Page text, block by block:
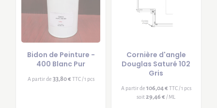
Bidon de Peinture -
400 Blanc Pur
A partir de 33,80 € TTC / 1 pcs
Cornière d'angle
Douglas Saturé 102
Gris
A partir de 106,04 € TTC / 1 pcs
soit29,46 € / ML